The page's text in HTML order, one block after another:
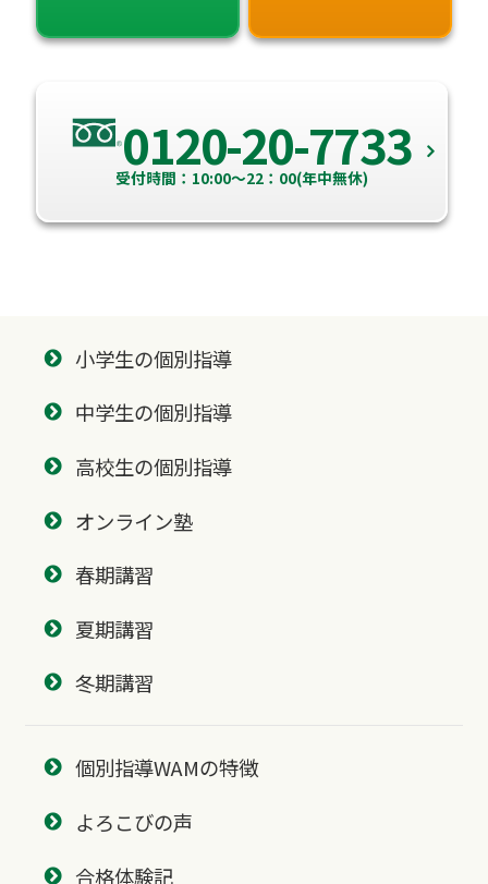
0120-20-7733
受付時間：10:00～22：00(年中無休)
小学生の個別指導
中学生の個別指導
高校生の個別指導
オンライン塾
春期講習
夏期講習
冬期講習
個別指導WAMの特徴
よろこびの声
合格体験記